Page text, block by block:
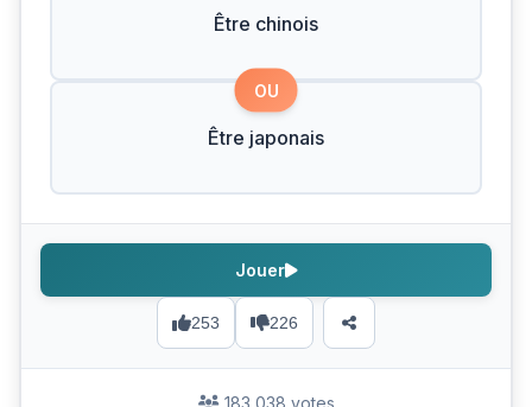
Être chinois
OU
Être japonais
253 226
Jouer
183 038 votes